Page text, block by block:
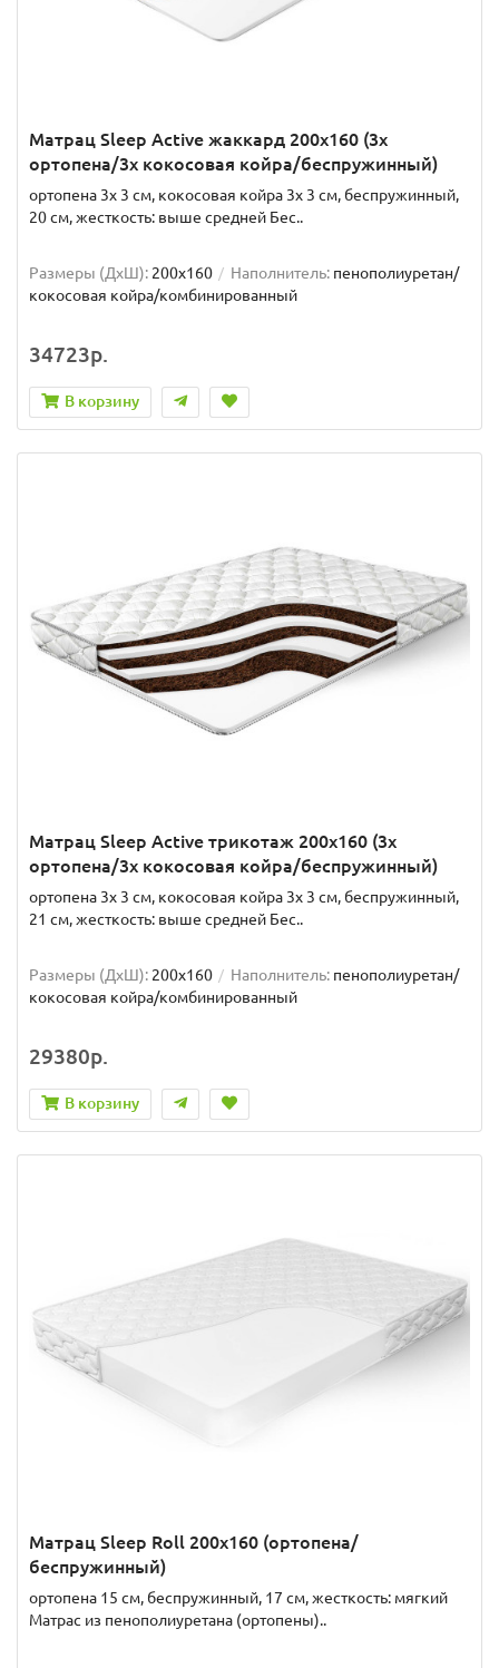
Матрац Sleep Active жаккард 200x160 (3x
ортопена/3x кокосовая койра/беспружинный)
ортопена 3x 3 см, кокосовая койра 3x 3 см, беспружинный,
20 см, жесткость: выше средней Бес..
Размеры (ДxШ): 200x160 Наполнитель: пенополиуретан/
кокосовая койра/комбинированный
34723р.
В корзину
Матрац Sleep Active трикотаж 200x160 (3x
ортопена/3x кокосовая койра/беспружинный)
ортопена 3x 3 см, кокосовая койра 3x 3 см, беспружинный,
21 см, жесткость: выше средней Бес..
Размеры (ДxШ): 200x160 Наполнитель: пенополиуретан/
кокосовая койра/комбинированный
29380р.
В корзину
Матрац Sleep Roll 200x160 (ортопена/
беспружинный)
ортопена 15 см, беспружинный, 17 см, жесткость: мягкий
Матрас из пенополиуретана (ортопены)..